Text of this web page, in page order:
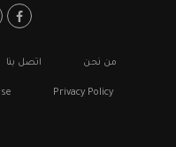
Social Media
Footerمن نحن اتصل بنا
Privacy Policy